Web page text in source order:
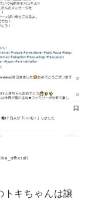
トキちゃんは譲